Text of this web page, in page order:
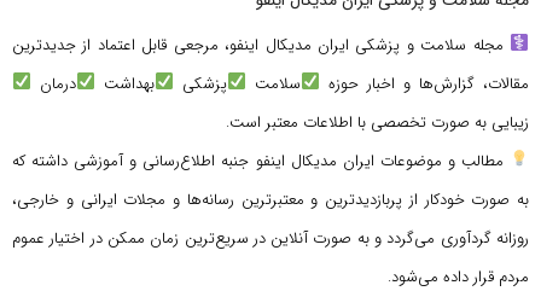
مجله سلامت و پزشکی ایران مدیکال اینفو، مرجعی قابل اعتماد از جدیدترین
مقالات، گزارش‌ها و اخبار حوزه
سلامت پزشکی بهداشت
درمان
زیبایی به صورت تخصصی با اطلاعات معتبر است.
مطالب و موضوعات ایران مدیکال اینفو جنبه اطلاع‌رسانی و آموزشی داشته که
به صورت خودکار از پربازدیدترین و معتبرترین رسانه‌ها و مجلات ایرانی و خارجی،
روزانه گردآوری می‌گردد و به صورت آنلاین در سریع‌ترین زمان ممکن در اختیار عموم
مردم قرار داده می‌شود.